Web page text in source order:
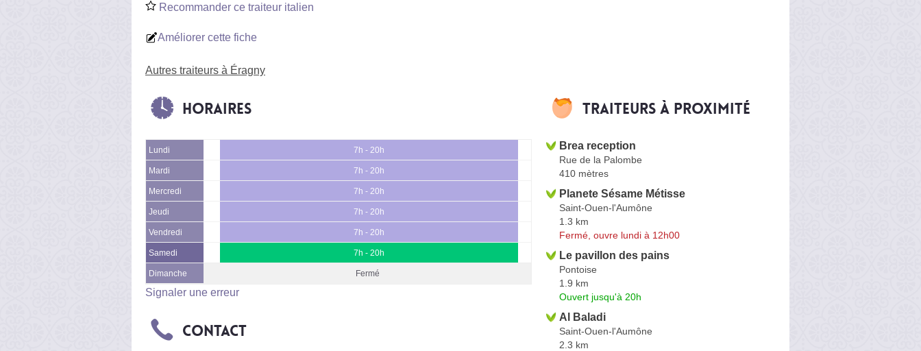
Recommander ce traiteur italien
Améliorer cette fiche
Autres traiteurs à Éragny
Horaires
Lundi 7h - 20h
Mardi 7h - 20h
Mercredi 7h - 20h
Jeudi 7h - 20h
Vendredi 7h - 20h
Samedi 7h - 20h
Dimanche Fermé
Signaler une erreur
Contact
Traiteurs à proximité
Brea reception
Rue de la Palombe
410 mètres
Planete Sésame Métisse
Saint-Ouen-l'Aumône
1.3 km
Fermé, ouvre lundi à 12h00
Le pavillon des pains
Pontoise
1.9 km
Ouvert jusqu'à 20h
Al Baladi
Saint-Ouen-l'Aumône
2.3 km